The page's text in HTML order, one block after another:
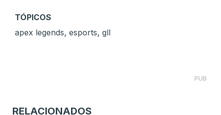
TÓPICOS
apex legends, esports, gll
PUB
RELACIONADOS